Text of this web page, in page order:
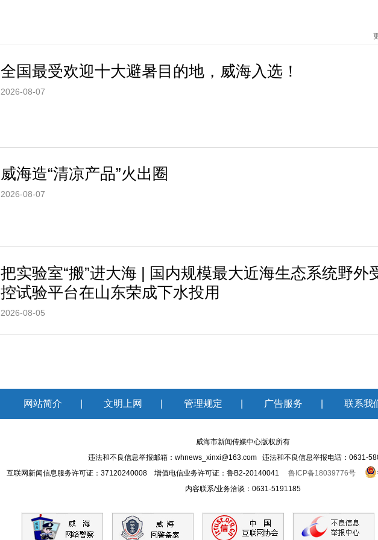
全国最受欢迎十大避暑目的地，威海入选！
2026-08-07
威海造“清凉产品”火出圈
2026-08-07
把实验室“搬”进大海 | 国内规模最大近海生态系统野外
控试验平台在山东荣成下水投用
2026-08-05
网站简介 文明上网 管理规定 广告服务 联系我
威海市新闻传媒中心版权所有
违法和不良信息举报邮箱：whnews_xinxi@163.com 违法和不良信息举报电话：0631-
互联网新闻信息服务许可证：37120240008 增值电信业务许可证：鲁B2-20140041 鲁ICP备18039776号
内容联系/业务洽谈：0631-5191185